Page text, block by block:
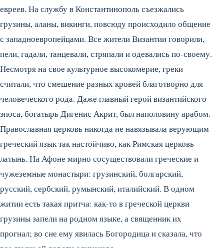
евреев. На службу в Константинополь съезжались
грузины, аланы, викинги, повсюду происходило общение
с западноевропейцами. Все жители Византии говорили,
пели, гадали, танцевали, стряпали и одевались по-своему.
Несмотря на свое культурное высокомерие, греки
считали, что смешение разных кровей благотворно для
человеческого рода. Даже главный герой византийского
эпоса, богатырь Дигенис Акрит, был наполовину арабом.
Православная церковь никогда не навязывала верующим
греческий язык так настойчиво, как Римская церковь –
латынь. На Афоне мирно сосуществовали греческие и
чужеземные монастыри: грузинский, болгарский,
русский, сербский, румынский, италийский. В одном
житии есть такая притча: как-то в греческой церкви
грузины запели на родном языке, а священник их
прогнал; во сне ему явилась Богородица и сказала, что